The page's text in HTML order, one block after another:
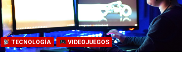
TECNOLOGÍA VIDEOJUEGOS